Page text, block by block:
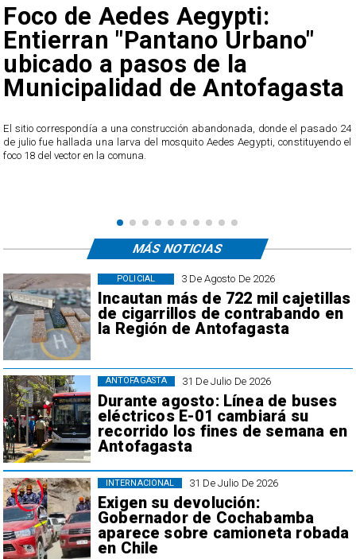
Foco de Aedes Aegypti:
Entierran "Pantano Urbano"
ubicado a pasos de la
Municipalidad de Antofagasta
El sitio correspondía a una construcción abandonada, donde el pasado 24
de julio fue hallada una larva del mosquito Aedes Aegypti, constituyendo el
foco 18 del vector en la comuna.
3 De Agosto De 2026
Incautan más de 722 mil cajetillas
de cigarrillos de contrabando en
la Región de Antofagasta
POLICIAL
31 De Julio De 2026
Durante agosto: Línea de buses
eléctricos E-01 cambiará su
recorrido los fines de semana en
Antofagasta
ANTOFAGASTA
31 De Julio De 2026
Exigen su devolución:
Gobernador de Cochabamba
aparece sobre camioneta robada
en Chile
INTERNACIONAL
MÁS NOTICIAS